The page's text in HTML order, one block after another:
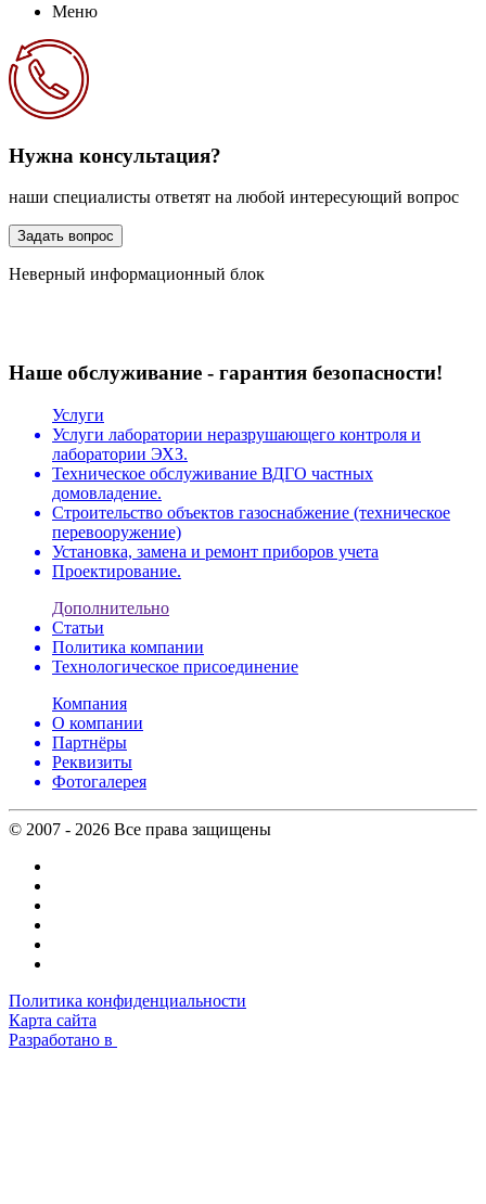
Меню
Нужна консультация?
наши специалисты ответят на любой интересующий вопрос
Задать вопрос
Неверный информационный блок
Наше обслуживание - гарантия безопасности!
Услуги
Услуги лаборатории неразрушающего контроля и
лаборатории ЭХЗ.
Техническое обслуживание ВДГО частных
домовладение.
Строительство объектов газоснабжение (техническое
перевооружение)
Установка, замена и ремонт приборов учета
Проектирование.
Дополнительно
Статьи
Политика компании
Технологическое присоединение
Компания
О компании
Партнёры
Реквизиты
Фотогалерея
© 2007 - 2026 Все права защищены
Политика конфиденциальности
Карта сайта
Разработано в